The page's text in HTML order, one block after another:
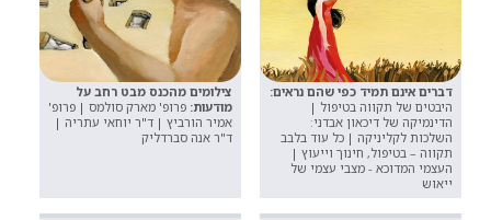
דברים אינם תמיד כפי שהם נראים:
היבטים של תקווה בטיפול |
הדינמיקה של דיכאון אבדני:
השלכות לקליניקה | כל עוד בלבב
תקווה – בטיפול, חינוך וייעוץ |
העצמי המדוכא - מצבי עצמי של
ייאוש
צילומים מהכנס מבט רחב על
מודעות: פרופ' מארק סולמס | פרופ'
אמיר הורביץ | ד"ר יוחאי עתריה |
ד"ר אנה סברדליק